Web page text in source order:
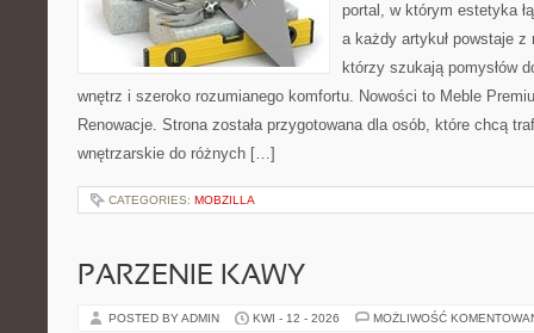
portal, w którym estetyka
a każdy artykuł powstaje
którzy szukają pomysłów
wnętrz i szeroko rozumianego komfortu. Nowości to Meble
Renowacje. Strona została przygotowana dla osób, które chcą
wnętrzarskie do różnych […]
CATEGORIES: MOBZILLA
PARZENIE KAWY
POSTED BY ADMIN KWI - 12 - 2026 MOŻLIWOŚĆ